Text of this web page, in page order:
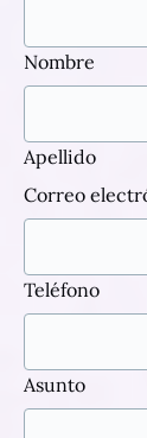
Nombre
Apellido
Correo
Teléfono
Asunto